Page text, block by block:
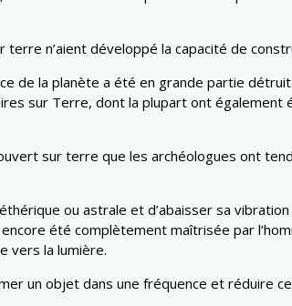
n’aient développé la capacité de
de la planète a été en grande partie
sur Terre, dont la plupart ont également
sur terre que les archéologues ont
ou astrale et d’abaisser sa vibration
été complètement maîtrisée par
vers la lumière.
un objet dans une fréquence et réduire